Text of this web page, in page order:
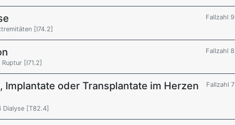
Fallzahl 9
[I74.2]
Fallzahl 8
[I71.2]
oder Transplantate im Herzen
Fallzahl 7
Dialyse [T82.4]